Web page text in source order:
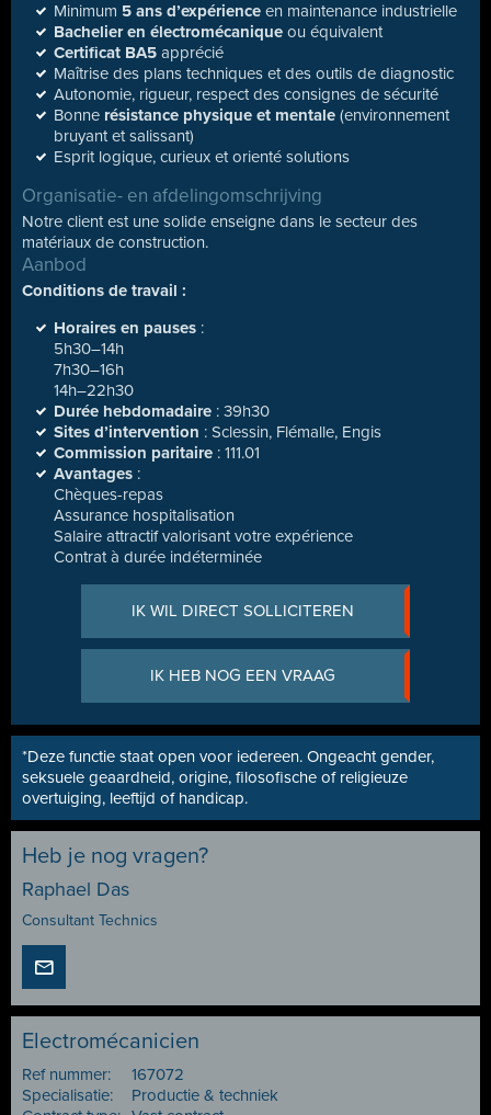
Minimum 5 ans d’expérience en maintenance industrielle
Bachelier en électromécanique ou équivalent
Certificat BA5 apprécié
Maîtrise des plans techniques et des outils de diagnostic
Autonomie, rigueur, respect des consignes de sécurité
Bonne résistance physique et mentale (environnement
bruyant et salissant)
Esprit logique, curieux et orienté solutions
Organisatie- en afdelingomschrijving
Notre client est une solide enseigne dans le secteur des
matériaux de construction.
Aanbod
Conditions de travail :
Horaires en pauses :
5h30–14h
7h30–16h
14h–22h30
Durée hebdomadaire : 39h30
Sites d’intervention : Sclessin, Flémalle, Engis
Commission paritaire : 111.01
Avantages :
Chèques-repas
Assurance hospitalisation
Salaire attractif valorisant votre expérience
Contrat à durée indéterminée
IK WIL DIRECT SOLLICITEREN
IK HEB NOG EEN VRAAG
*Deze functie staat open voor iedereen. Ongeacht gender,
seksuele geaardheid, origine, filosofische of religieuze
overtuiging, leeftijd of handicap.
Heb je nog vragen?
Raphael Das
Consultant Technics
Electromécanicien
Ref nummer:
167072
Specialisatie:
Productie & techniek